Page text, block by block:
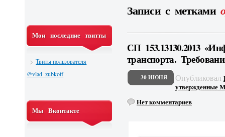
Записи с метками
СП 153.13130.2013
транспорта.
30 ИЮНЯ Опубликовал
утвержденные
Нет комментариев
Мои последние твитты
Твиты пользователя
@vlad_zubkoff
Мы Вконтакте